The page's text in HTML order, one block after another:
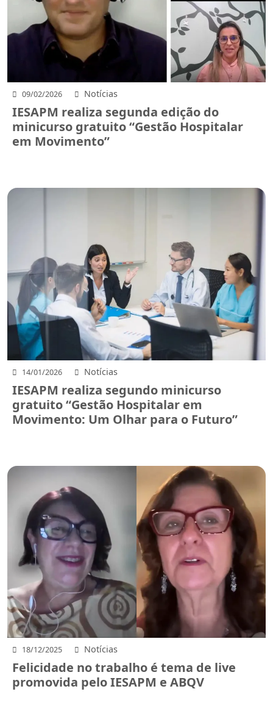
09/02/2026 Notícias
IESAPM realiza segunda edição do
minicurso gratuito “Gestão Hospitalar
em Movimento”
14/01/2026 Notícias
IESAPM realiza segundo minicurso
gratuito “Gestão Hospitalar em
Movimento: Um Olhar para o Futuro”
18/12/2025 Notícias
Felicidade no trabalho é tema de live
promovida pelo IESAPM e ABQV